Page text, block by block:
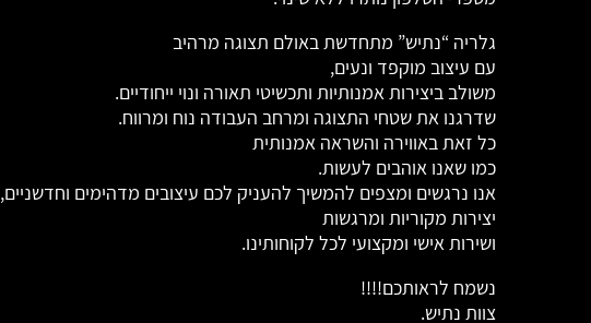
גלריה “נתיש” מתחדשת באולם תצוגה מרהיב
עם עיצוב מוקפד ונעים,
משולב ביצירות אמנותיות ותכשיטי תאורה ונוי ייחודיים.
שדרגנו את שטחי התצוגה ומרחב העבודה נוח ומרווח.
כל זאת באווירה והשראה אמנותית
כמו שאנו אוהבים לעשות.
אנו נרגשים ומצפים להמשיך להעניק לכם עיצובים מדהימים וחדשניים,
יצירות מקוריות ומרגשות
ושירות אישי ומקצועי לכל לקוחותינו.
נשמח לראותכם!!!!
צוות נתיש.